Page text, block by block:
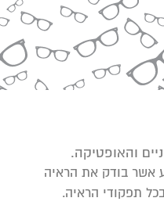
והאופטיקה.
אשר בודק את הראיה
תפקודי הראיה.